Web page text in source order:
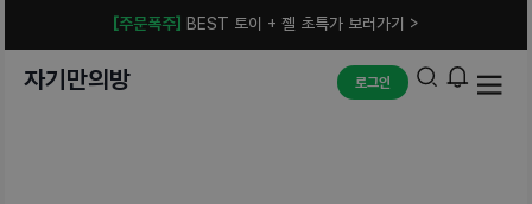
[주문폭주] BEST 토이 + 젤 초특가 보러가기 >
자기만의방 로그인